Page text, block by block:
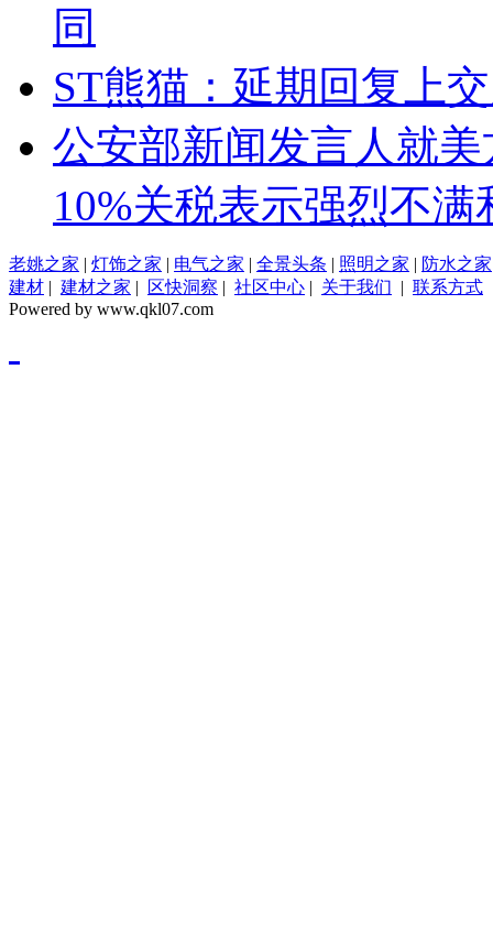
同
ST熊猫：延期回复上
公安部新闻发言人就
10%关税表示强烈不满
老姚之家 | 灯饰之家 | 电气之家 | 全景头条 | 照明之家 | 防水之家
建材 | 建材之家 | 区快洞察 | 社区中心 | 关于我们 | 联系方式
Powered by www.qkl07.com